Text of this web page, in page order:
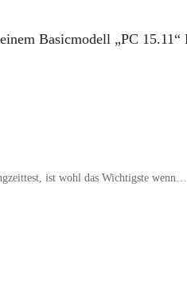
Basicmodell „PC
ist wohl das Wichtigste wenn…